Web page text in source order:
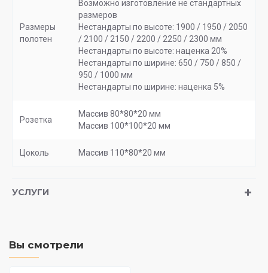
Размеры
полотен
Возможно изготовление не стандартных
размеров
Нестандарты по высоте: 1900 / 1950 / 2050
/ 2100 / 2150 / 2200 / 2250 / 2300 мм
Нестандарты по высоте: наценка 20%
Нестандарты по ширине: 650 / 750 / 850 /
950 / 1000 мм
Нестандарты по ширине: наценка 5%
Розетка
Массив 80*80*20 мм
Массив 100*100*20 мм
Цоколь Массив 110*80*20 мм
УСЛУГИ
Вы смотрели